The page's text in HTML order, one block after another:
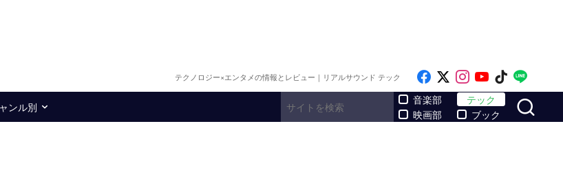
テクノロジー×エンタメの情報とレビュー｜リアルサウンド テック Like on Facebook
Follow on x
Follow on
Follow on
Follow
ンル別
音楽部
映画部
テック
ブック